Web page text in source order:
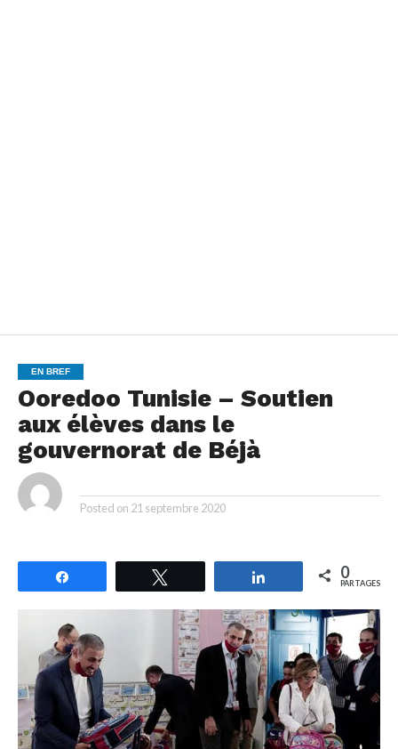
EN BREF
Ooredoo Tunisie – Soutien
aux élèves dans le
gouvernorat de Béjà
Posted on 21 septembre 2020
Partagez 0
PARTAGES